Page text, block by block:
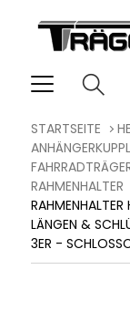
STARTSEITE
RAHMENHALTER
LÄNGEN &
3ER -